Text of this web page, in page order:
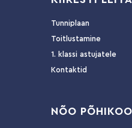
Tunniplaan
Toitlustamine
1. klassi astujatele
Kontaktid
NÕO